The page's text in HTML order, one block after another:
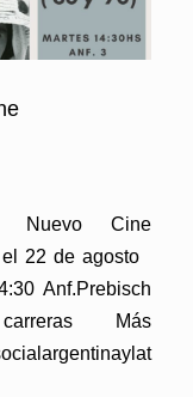
Nuevo Cine
el 22 de agosto
Anf.Prebisch
carreras Más